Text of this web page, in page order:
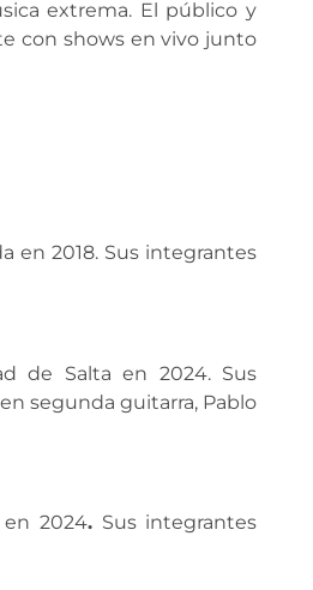
extrema. El público y
con shows en vivo junto
en 2018. Sus integrantes
de Salta en 2024. Sus
segunda guitarra, Pablo
2024. Sus integrantes